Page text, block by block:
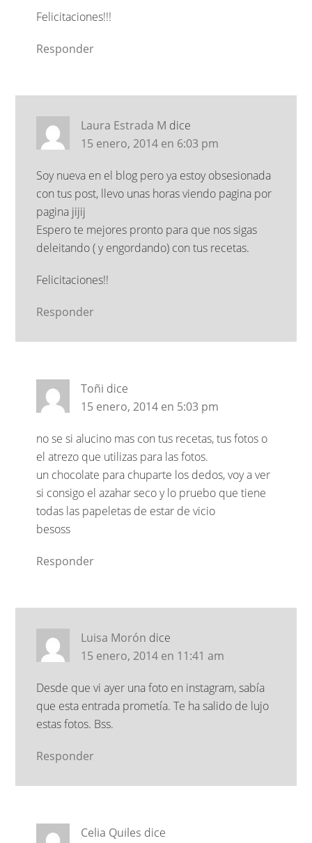
Felicitaciones!!!
Responder
Laura Estrada M dice
15 enero, 2014 en 6:03 pm
Soy nueva en el blog pero ya estoy obsesionada
con tus post, llevo unas horas viendo pagina por
pagina jijij
Espero te mejores pronto para que nos sigas
deleitando ( y engordando) con tus recetas.
Felicitaciones!!
Responder
Toñi dice
15 enero, 2014 en 5:03 pm
no se si alucino mas con tus recetas, tus fotos o
el atrezo que utilizas para las fotos.
un chocolate para chuparte los dedos, voy a ver
si consigo el azahar seco y lo pruebo que tiene
todas las papeletas de estar de vicio
besoss
Responder
Luisa Morón dice
15 enero, 2014 en 11:41 am
Desde que vi ayer una foto en instagram, sabía
que esta entrada prometía. Te ha salido de lujo
estas fotos. Bss.
Responder
Celia Quiles dice